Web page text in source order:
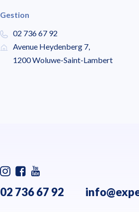
Gestion
02 736 67 92
Avenue Heydenberg 7,
1200 Woluwe-Saint-Lambert
02 736 67 92